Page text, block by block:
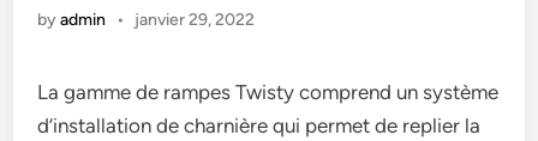
byadmin • janvier 29, 2022
La gamme de rampes Twisty comprend un système
d’installation de charnière qui permet de replier la